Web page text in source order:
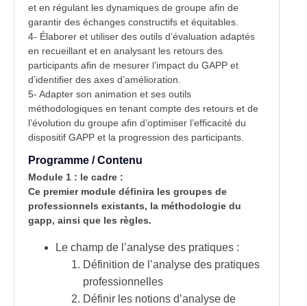
et en régulant les dynamiques de groupe afin de
garantir des échanges constructifs et équitables.
4- Élaborer et utiliser des outils d’évaluation adaptés
en recueillant et en analysant les retours des
participants afin de mesurer l’impact du GAPP et
d’identifier des axes d’amélioration.
5- Adapter son animation et ses outils
méthodologiques en tenant compte des retours et de
l’évolution du groupe afin d’optimiser l’efficacité du
dispositif GAPP et la progression des participants.
Programme / Contenu
Module 1 : le cadre :
Ce premier module définira les groupes de
professionnels existants, la méthodologie du
gapp, ainsi que les règles.
Le champ de l’analyse des pratiques :
Définition de l’analyse des pratiques
professionnelles
Définir les notions d’analyse de